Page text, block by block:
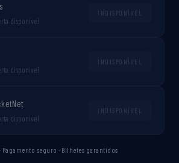
disponível
INDISPONÍVEL
disponível
INDISPONÍVEL
disponível
INDISPONÍVEL
seguro · Bilhetes garantidos